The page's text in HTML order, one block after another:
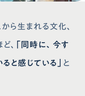
ら生まれる文化、
、 「同時に、今す
と感じている」 と